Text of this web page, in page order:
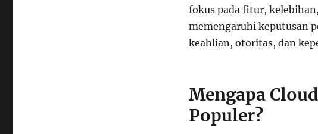
fokus pada fitur,
memengaruhi keputusan
keahlian, otoritas, dan
Mengapa
Populer?